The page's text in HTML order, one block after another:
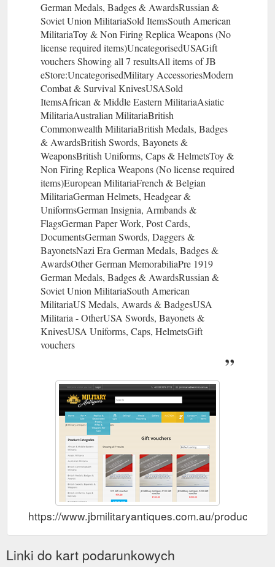
German Medals, Badges & AwardsRussian &
Soviet Union MilitariaSold ItemsSouth American
MilitariaToy & Non Firing Replica Weapons (No
license required items)UncategorisedUSAGift
vouchers Showing all 7 resultsAll items of JB
eStore:UncategorisedMilitary AccessoriesModern
Combat & Survival KnivesUSASold
ItemsAfrican & Middle Eastern MilitariaAsiatic
MilitariaAustralian MilitariaBritish
Commonwealth MilitariaBritish Medals, Badges
& AwardsBritish Swords, Bayonets &
WeaponsBritish Uniforms, Caps & HelmetsToy &
Non Firing Replica Weapons (No license required
items)European MilitariaFrench & Belgian
MilitariaGerman Helmets, Headgear &
UniformsGerman Insignia, Armbands &
FlagsGerman Paper Work, Post Cards,
DocumentsGerman Swords, Daggers &
BayonetsNazi Era German Medals, Badges &
AwardsOther German MemorabiliaPre 1919
German Medals, Badges & AwardsRussian &
Soviet Union MilitariaSouth American
MilitariaUS Medals, Awards & BadgesUSA
Militaria - OtherUSA Swords, Bayonets &
KnivesUSA Uniforms, Caps, HelmetsGift
vouchers
https://www.jbmilitaryantiques.com.au/product-
Linki do kart podarunkowych